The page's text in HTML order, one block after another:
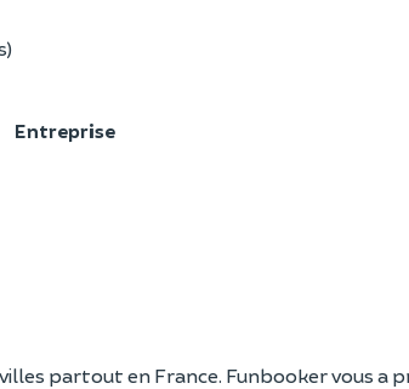
Entreprise
partout en France. Funbooker vous